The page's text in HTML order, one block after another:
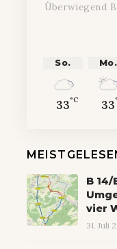
Überwiegend
So.
33°C
Mo.
33
B
vier
31. Juli